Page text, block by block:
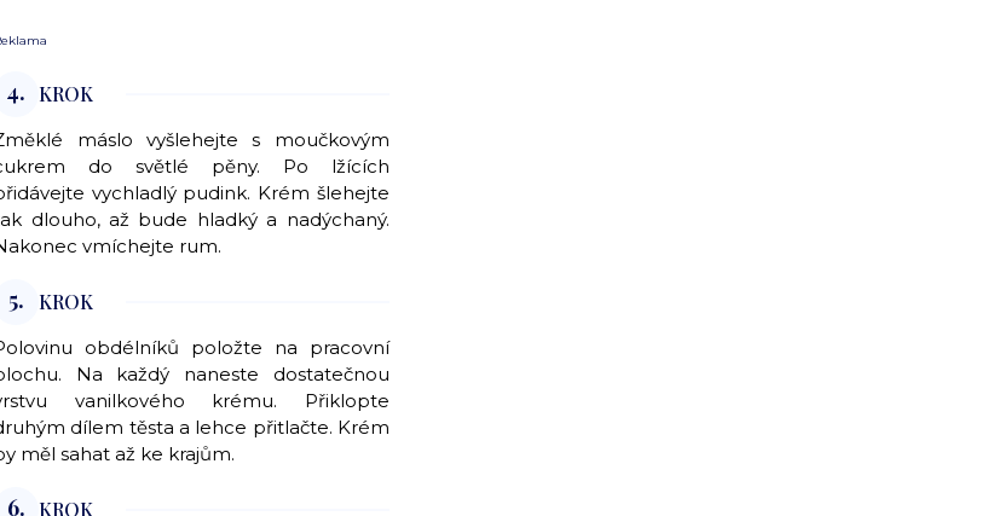
4. KROK
máslo vyšlehejte s moučkovým
do světlé pěny. Po lžících
vychladlý pudink. Krém šlehejte
dlouho, až bude hladký a nadýchaný.
vmíchejte rum.
5. KROK
obdélníků položte na pracovní
Na každý naneste dostatečnou
vanilkového krému. Přiklopte
dílem těsta a lehce přitlačte. Krém
měl sahat až ke krajům.
6. KROK